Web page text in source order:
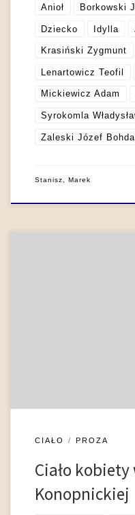
Anioł Borkowski
Dziecko Idylla
Krasiński Zygmunt
Lenartowicz Teofil
Mickiewicz Adam
Syrokomla
Zaleski Józef
Stanisz, Marek
CIAŁO PROZA
Ciało
Konopnickiej